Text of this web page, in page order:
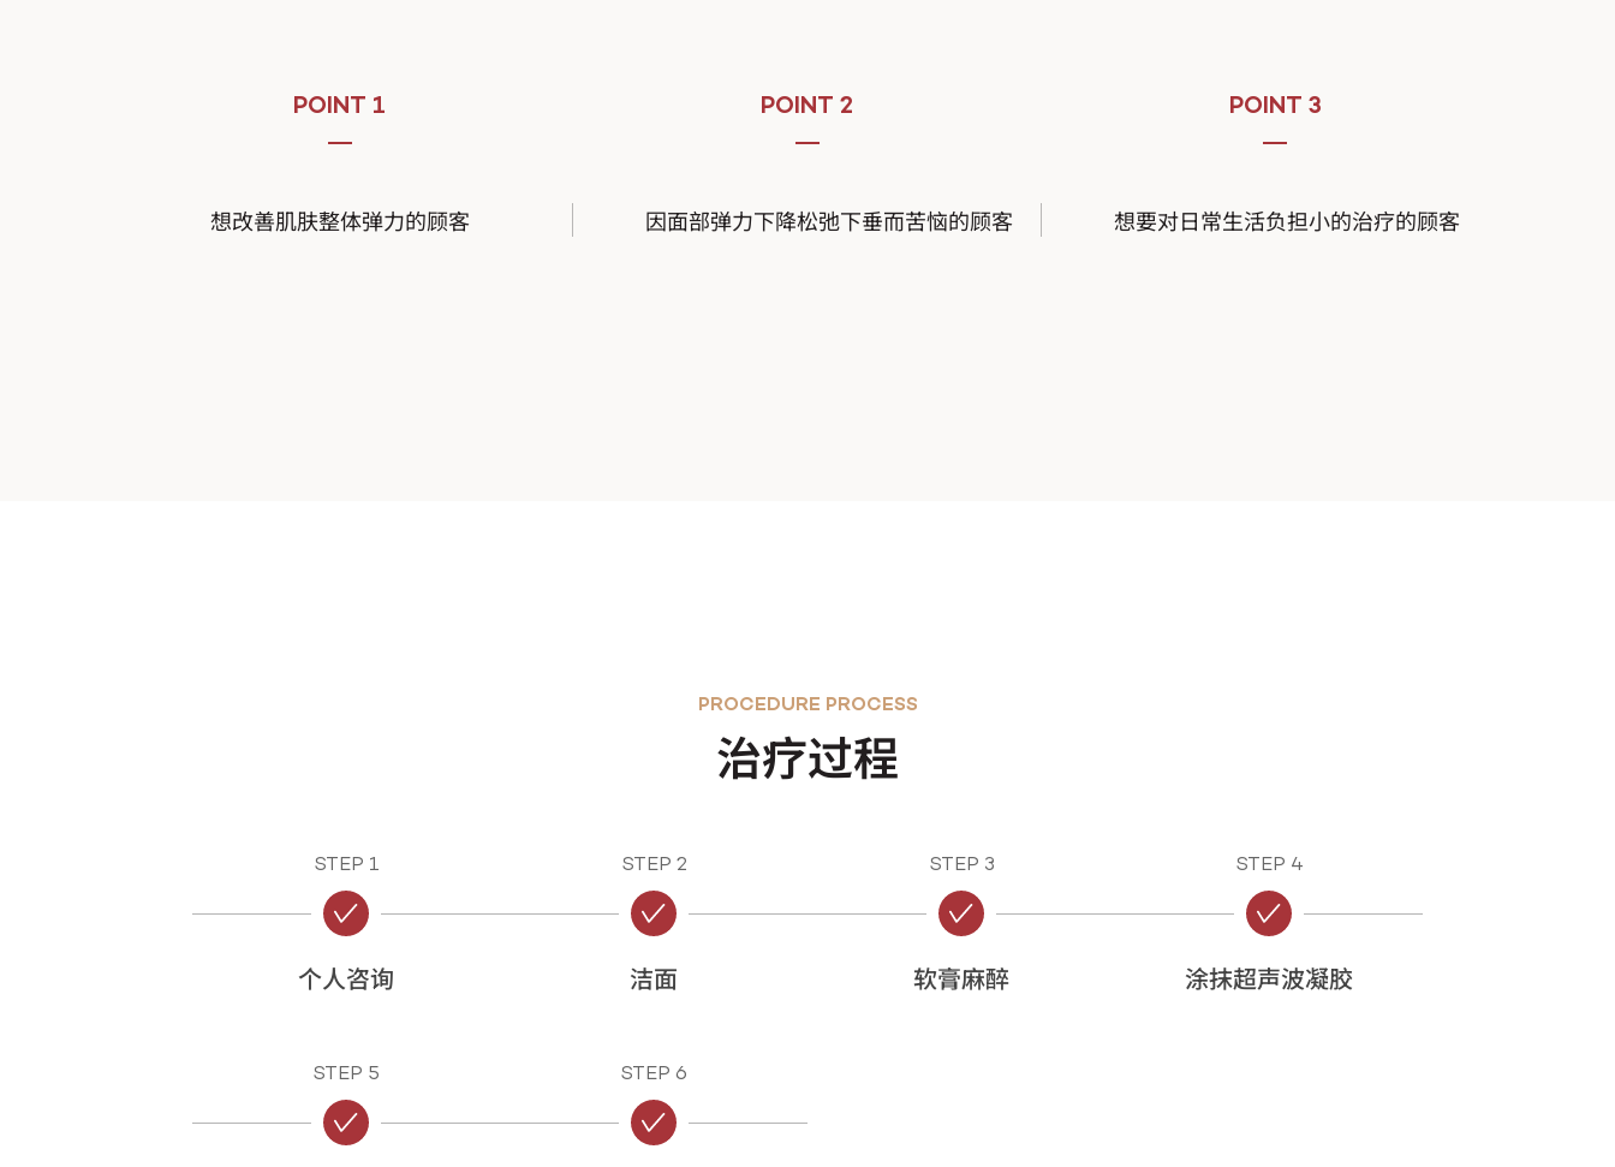
POINT 1
想改善肌肤整体弹力的顾客
POINT 2
因面部弹力下降松弛下垂而苦恼的顾客
POINT 3
想要对日常生活负担小的治疗的顾客
治疗过程
PROCEDURE PROCESS
STEP 1
个人咨询
STEP 2
洁面
STEP 3
软膏麻醉
STEP 4
涂抹超声波凝胶
STEP 5 STEP 6